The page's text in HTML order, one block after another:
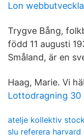
Lon
Trygve Bång,
född 11 augusti
Småland, är en
Haag, Marie. Vi
Lottodragning 30
atelje kollektiv
slu referera harvard